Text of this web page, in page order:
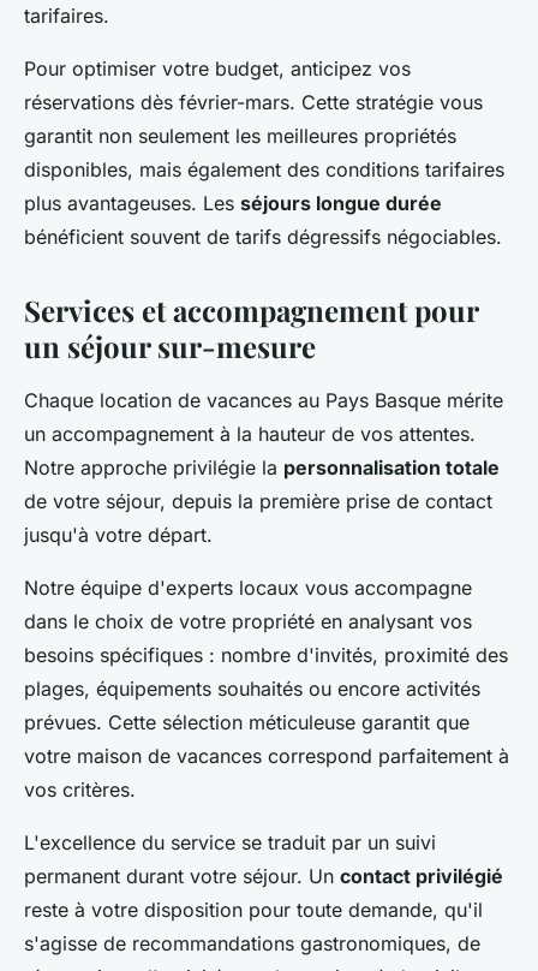
tarifaires.
Pour optimiser votre budget, anticipez vos
réservations dès février-mars. Cette stratégie vous
garantit non seulement les meilleures propriétés
disponibles, mais également des conditions tarifaires
plus avantageuses. Les séjours longue durée
bénéficient souvent de tarifs dégressifs négociables.
Services et accompagnement pour
un séjour sur-mesure
Chaque location de vacances au Pays Basque mérite
un accompagnement à la hauteur de vos attentes.
Notre approche privilégie la personnalisation totale
de votre séjour, depuis la première prise de contact
jusqu'à votre départ.
Notre équipe d'experts locaux vous accompagne
dans le choix de votre propriété en analysant vos
besoins spécifiques : nombre d'invités, proximité des
plages, équipements souhaités ou encore activités
prévues. Cette sélection méticuleuse garantit que
votre maison de vacances correspond parfaitement à
vos critères.
L'excellence du service se traduit par un suivi
permanent durant votre séjour. Un contact privilégié
reste à votre disposition pour toute demande, qu'il
s'agisse de recommandations gastronomiques, de